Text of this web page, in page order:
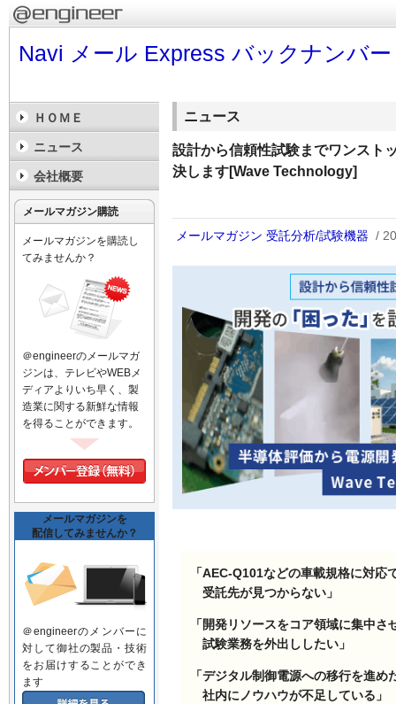
Navi メール Express バックナンバー
ニュース
設計から信頼性試験までワンスト
決します[Wave Technology]
メールマガジン 受託分析/試験機器 /
「AEC-Q101などの車載規格に対応
受託先が見つからない」
「開発リソースをコア領域に集中さ
試験業務を外出ししたい」
「デジタル制御電源への移行を進め
社内にノウハウが不足している」
ＨＯＭＥ
ニュース
会社概要
メールマガジン購読
メールマガジンを購読し
てみませんか？
＠engineerのメールマガ
ジンは、テレビやWEBメ
ディアよりいち早く、製
造業に関する新鮮な情報
を得ることができます。
メールマガジンを
配信してみませんか？
＠engineerのメンバーに
対して御社の製品・技術
をお届けすることができ
ます